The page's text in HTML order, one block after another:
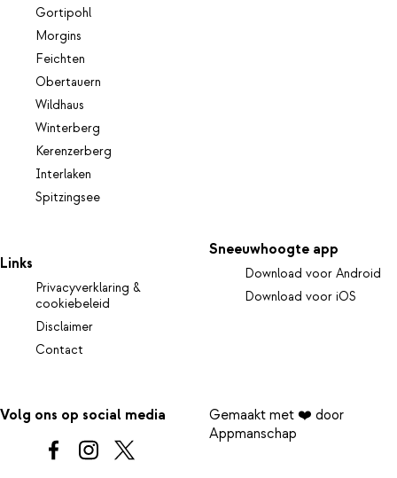
Gortipohl
Morgins
Feichten
Obertauern
Wildhaus
Winterberg
Kerenzerberg
Interlaken
Spitzingsee
Links
Privacyverklaring &
cookiebeleid
Disclaimer
Contact
Sneeuwhoogte app
Download voor Android
Download voor iOS
Volg ons op social media
Gemaakt met ❤️ door
Appmanschap